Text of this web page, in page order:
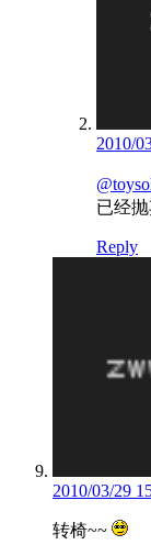
2010/
已经
Reply
2010/03/29
转椅~~